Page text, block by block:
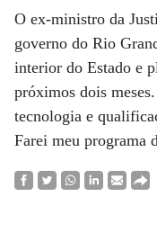
O ex-ministro da
governo do Rio
interior do Estado e
próximos dois
tecnologia e
Farei meu programa